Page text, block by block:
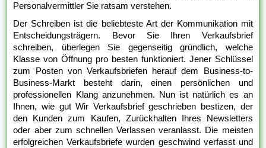
Personalvermittler Sie ratsam verstehen.
Der Schreiben ist die beliebteste Art der Kommunikation mit
Entscheidungsträgern. Bevor Sie Ihren Verkaufsbrief
schreiben, überlegen Sie gegenseitig gründlich, welche
Klasse von Öffnung pro besten funktioniert. Jener Schlüssel
zum Posten von Verkaufsbriefen herauf dem Business-to-
Business-Markt besteht darin, einen persönlichen und
professionellen Klang anzunehmen. Nun ist natürlich es an
Ihnen, wie gut Wir Verkaufsbrief geschrieben bestizen, der
den Kunden zum Kaufen, Zurückhalten Ihres Newsletters
oder aber zum schnellen Verlassen veranlasst. Die meisten
erfolgreichen Verkaufsbriefe wurden geschwind verfasst und